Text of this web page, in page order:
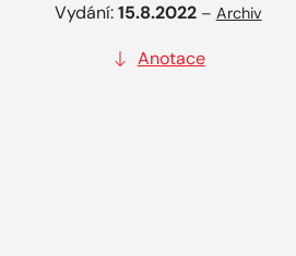
Vydání:15.8.2022 – Archiv
Anotace